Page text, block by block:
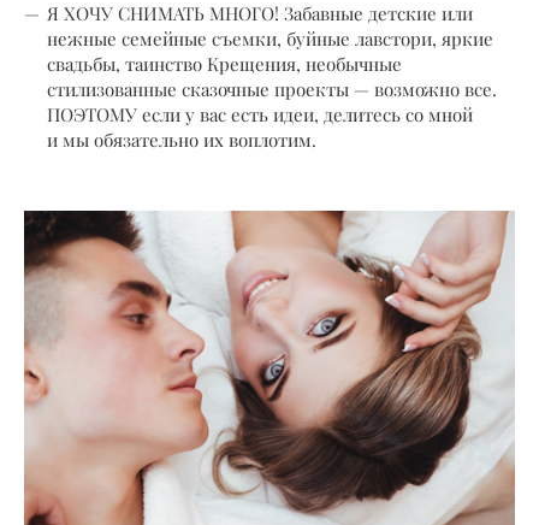
Я ХОЧУ СНИМАТЬ МНОГО! Забавные детские или
нежные семейные съемки, буйные лавстори, яркие
свадьбы, таинство Крещения, необычные
стилизованные сказочные проекты — возможно все.
ПОЭТОМУ если у вас есть идеи, делитесь со мной
и мы обязательно их воплотим.